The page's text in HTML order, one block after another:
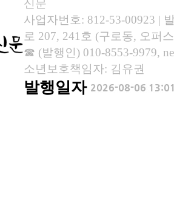
신문
사업자번호: 812-53-00923 |
로 207, 241호 (구로동, 오퍼
☎ (발행인) 010-8553-9979,
소년보호책임자: 김유권
발행일자